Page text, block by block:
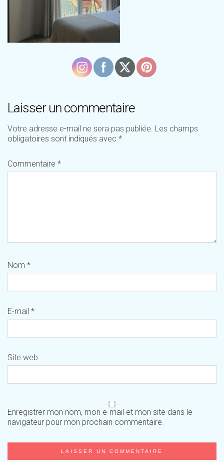
Laisser un commentaire
Votre adresse e-mail ne sera pas publiée. Les champs
obligatoires sont indiqués avec *
Commentaire *
Nom *
E-mail *
Site web
Enregistrer mon nom, mon e-mail et mon site dans le
navigateur pour mon prochain commentaire.